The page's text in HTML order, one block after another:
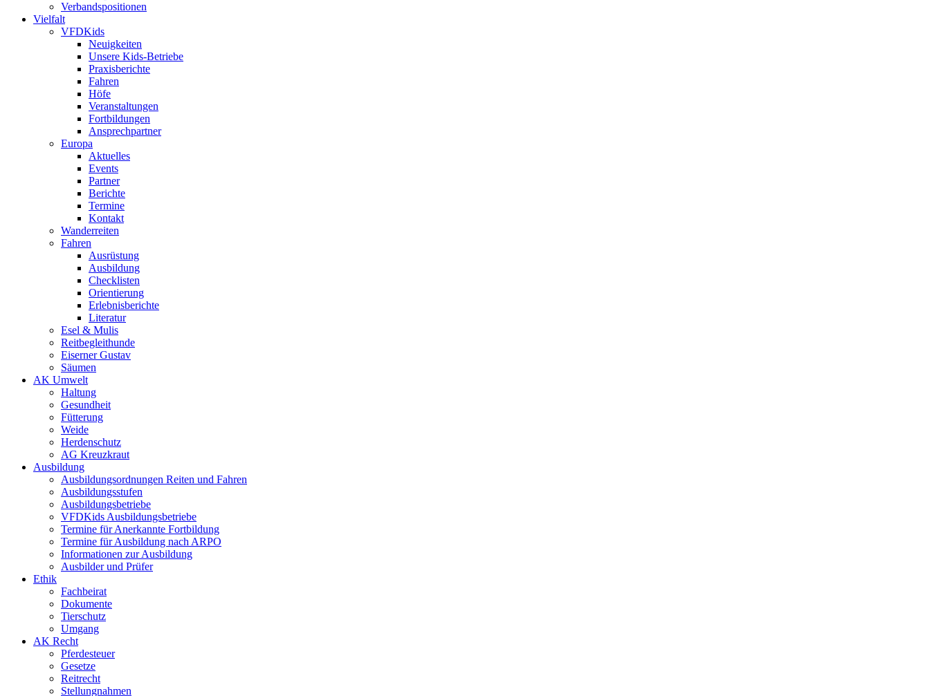
Verbandspositionen
Vielfalt
VFDKids
Neuigkeiten
Unsere Kids-Betriebe
Praxisberichte
Fahren
Höfe
Veranstaltungen
Fortbildungen
Ansprechpartner
Europa
Aktuelles
Events
Partner
Berichte
Termine
Kontakt
Wanderreiten
Fahren
Ausrüstung
Ausbildung
Checklisten
Orientierung
Erlebnisberichte
Literatur
Esel & Mulis
Reitbegleithunde
Eiserner Gustav
Säumen
AK Umwelt
Haltung
Gesundheit
Fütterung
Weide
Herdenschutz
AG Kreuzkraut
Ausbildung
Ausbildungsordnungen Reiten und Fahren
Ausbildungsstufen
Ausbildungsbetriebe
VFDKids Ausbildungsbetriebe
Termine für Anerkannte Fortbildung
Termine für Ausbildung nach ARPO
Informationen zur Ausbildung
Ausbilder und Prüfer
Ethik
Fachbeirat
Dokumente
Tierschutz
Umgang
AK Recht
Pferdesteuer
Gesetze
Reitrecht
Stellungnahmen